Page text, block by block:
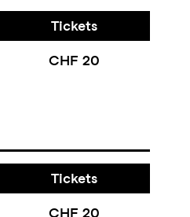
Tickets
CHF 20
Tickets
CHF 20